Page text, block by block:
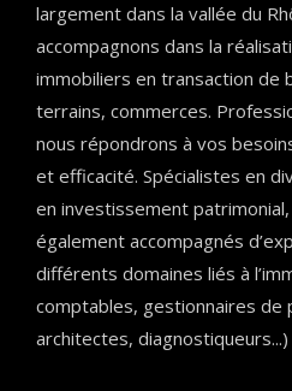
largement dans la vallée du
accompagnons dans la
immobiliers en transaction de
terrains, commerces.
nous répondrons à vos
et efficacité. Spécialistes en
en investissement
également accompagnés
différents domaines liés à
comptables, gestionnaires de
architectes,